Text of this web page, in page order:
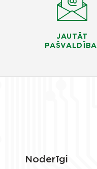
JAUTĀT
PAŠVALDĪBAI
Noderīgi